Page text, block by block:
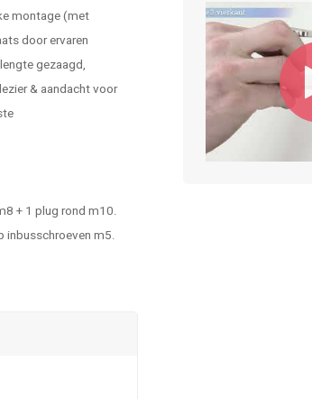
montage (met
door ervaren
gezaagd,
& aandacht voor
+ 1 plug rond m10.
inbusschroeven m5.